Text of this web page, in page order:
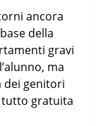
ancora
della
gravi
ma
dei genitori
tutto gratuita